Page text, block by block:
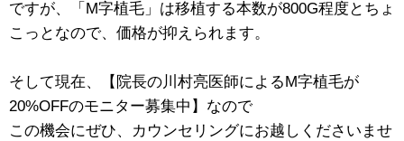
ですが、「M字植毛」は移植する本数が800G程度とちょ
こっとなので、価格が抑えられます。
そして現在、【院長の川村亮医師によるM字植毛が
20%OFFのモニター募集中】なので
この機会にぜひ、カウンセリングにお越しくださいませ